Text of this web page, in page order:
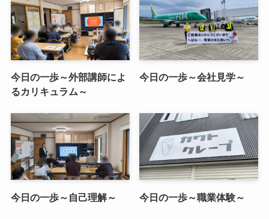
今日の一歩～外部講師によ
るカリキュラム～
今日の一歩～会社見学～
今日の一歩～自己理解～ 今日の一歩～職業体験～